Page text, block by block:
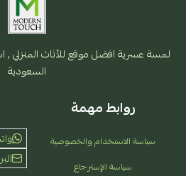
لمسة عسرية افضل موقع للأثاث المنزلي
السعودية
روابط مهمة
سياسة الاستخدام والخصوصية
سياسة الإسترجاع